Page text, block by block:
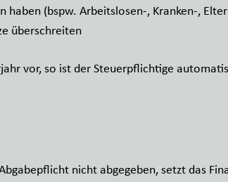
haben (bspw. Arbeitslosen-, Kranken-,
überschreiten
vor, so ist der Steuerpflichtige
nicht abgegeben, setzt das